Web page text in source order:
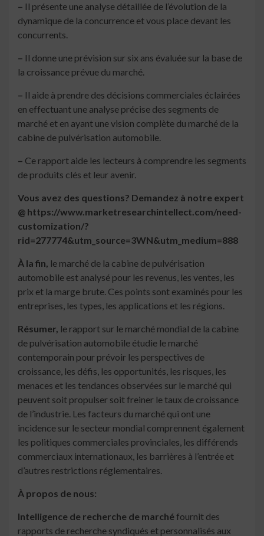
– Il présente une analyse détaillée de l’évolution de la
dynamique de la concurrence et vous place devant les
concurrents.
– Il donne une prévision sur six ans évaluée sur la base de
la croissance prévue du marché.
– Il aide à prendre des décisions commerciales éclairées
en effectuant une analyse précise des segments de
marché et en ayant une vision complète du marché de la
cabine de pulvérisation automobile.
– Ce rapport aide les lecteurs à comprendre les segments
de produits clés et leur avenir.
Vous avez des questions? Demandez à notre expert
@ https://www.marketresearchintellect.com/need-
customization/?
rid=277774&utm_source=3WN&utm_medium=888
À la fin, le marché de la cabine de pulvérisation
automobile est analysé pour les revenus, les ventes, les
prix et la marge brute. Ces points sont examinés pour les
entreprises, les types, les applications et les régions.
Résumer, le rapport sur le marché mondial de la cabine
de pulvérisation automobile étudie le marché
contemporain pour prévoir les perspectives de
croissance, les défis, les opportunités, les risques, les
menaces et les tendances observées sur le marché qui
peuvent soit propulser soit freiner le taux de croissance
de l’industrie. Les facteurs du marché qui ont une
incidence sur le secteur mondial comprennent également
les politiques commerciales provinciales, les différends
commerciaux internationaux, les barrières à l’entrée et
d’autres restrictions réglementaires.
À propos de nous:
Intelligence de recherche de marchéfournit des
rapports de recherche syndiqués et personnalisés aux